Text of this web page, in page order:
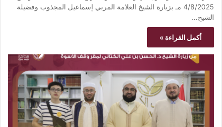
4/8/2025 مـ بزيارة الشيخ العلامة المربي إسماعيل المجذوب وفضيلة
الشيخ…
أكمل القراءة »